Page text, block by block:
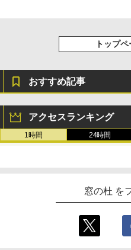
トップ
おすすめ記事
アクセスランキング
1時間 24時間
窓の杜 を